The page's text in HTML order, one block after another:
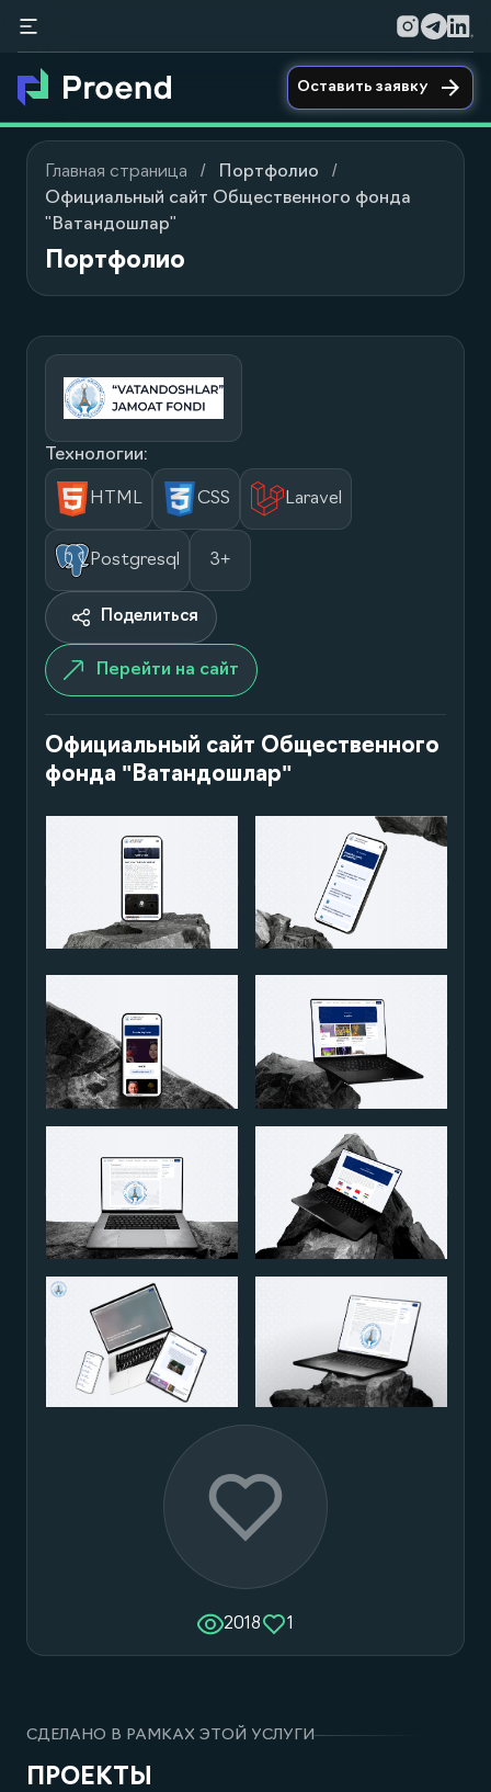
Оставить заявку
Главная страница
Портфолио
Официальный сайт Общественного фонда
"Ватандошлар"
Портфолио
Технологии:
HTML CSS Laravel
Postgresql 3+
Поделиться
Перейти на сайт
Официальный сайт Общественного
фонда "Ватандошлар"
2018 1
СДЕЛАНО В РАМКАХ ЭТОЙ УСЛУГИ
ПРОЕКТЫ